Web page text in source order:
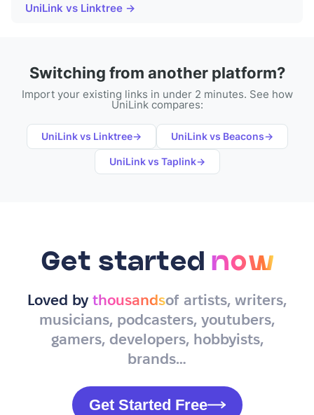
UniLink vs Linktree →
Switching from another platform?
Import your existing links in under 2 minutes. See how
UniLink compares:
UniLink vs Linktree→ UniLink vs Beacons→
UniLink vs Taplink→
Get started now
Loved by thousandsof artists, writers,
musicians, podcasters, youtubers,
gamers, developers, hobbyists,
brands…
Get Started Free